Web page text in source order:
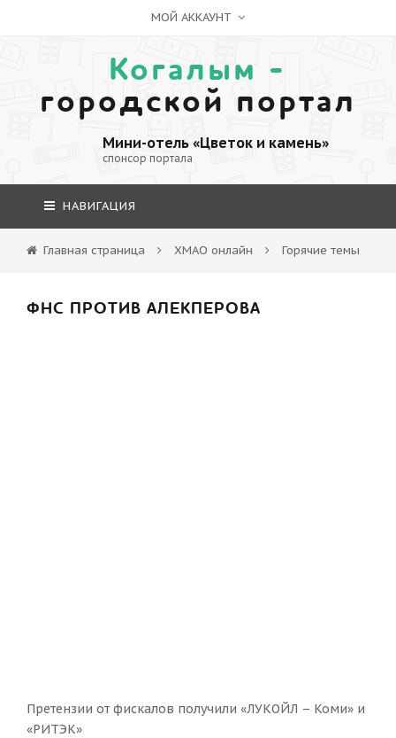
МОЙ АККАУНТ
Когалым -
городской портал
Мини-отель «Цветок и камень»
спонсор портала
НАВИГАЦИЯ
Главная страница ХМАО онлайн Горячие темы
ФНС ПРОТИВ АЛЕКПЕРОВА
Претензии от фискалов получили «ЛУКОЙЛ – Коми» и
«РИТЭК»